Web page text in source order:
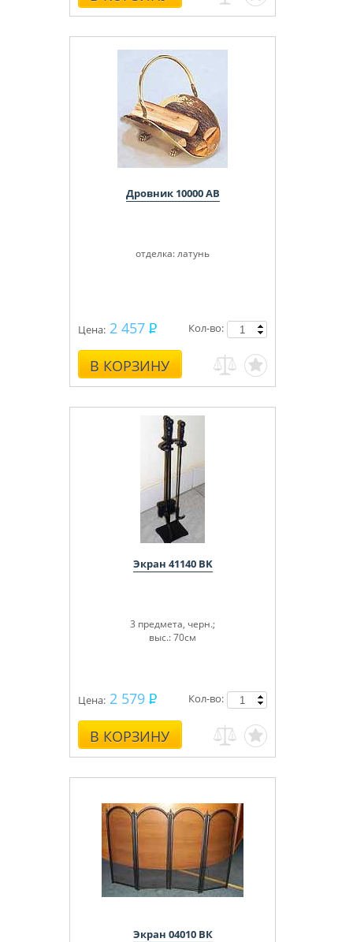
Дровник 10000 АВ
отделка: латунь
Цена: 2 457
В КОРЗИНУ
Кол-во:
Экран 41140 BK
3 предмета, черн.;
выс.: 70см
Цена: 2 579
В КОРЗИНУ
Кол-во:
Экран 04010 ВК